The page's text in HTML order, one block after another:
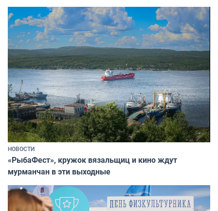
НОВОСТИ
«РыбаФест», кружок вязальщиц и кино ждут
мурманчан в эти выходные